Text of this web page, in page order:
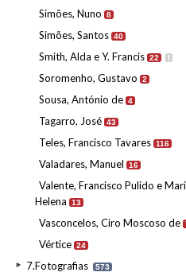
Simões, Nuno 8
Simões, Santos 40
Smith, Alda e Y. Francis 22 I
Soromenho, Gustavo 2
Sousa, António de 4
Tagarro, José 43
Teles, Francisco Tavares 116
Valadares, Manuel 16
Valente, Francisco Pulido e
Helena
13
Vasconcelos, Ciro Moscoso de
Vértice 24
7.Fotografias 573